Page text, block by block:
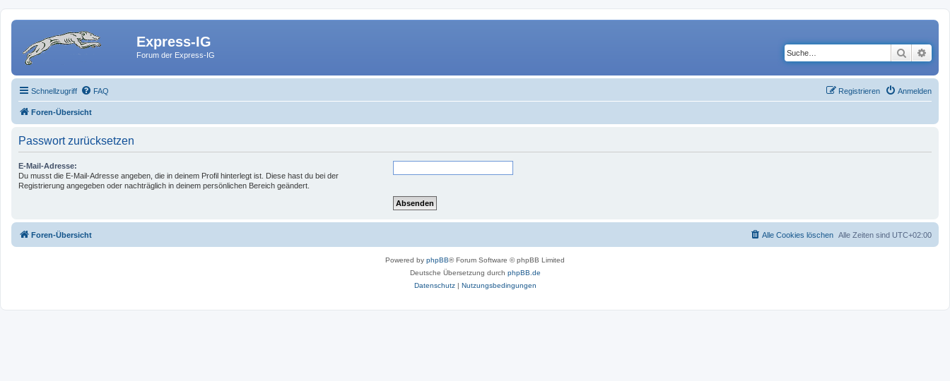
Express-IG
Forum der Express-IG Suche
Schnellzugriff FAQ Anmelden
Registrieren
Foren-Übersicht
Passwort zurücksetzen
E-Mail-Adresse:
Du musst die E-Mail-Adresse angeben, die in deinem Profil hinterlegt ist. Diese hast du bei der
Registrierung angegeben oder nachträglich in deinem persönlichen Bereich geändert.
Foren-Übersicht Alle Zeiten sind UTC+02:00
Alle Cookies löschen
Powered by phpBB® Forum Software © phpBB Limited
Deutsche Übersetzung durch phpBB.de
Datenschutz| Nutzungsbedingungen